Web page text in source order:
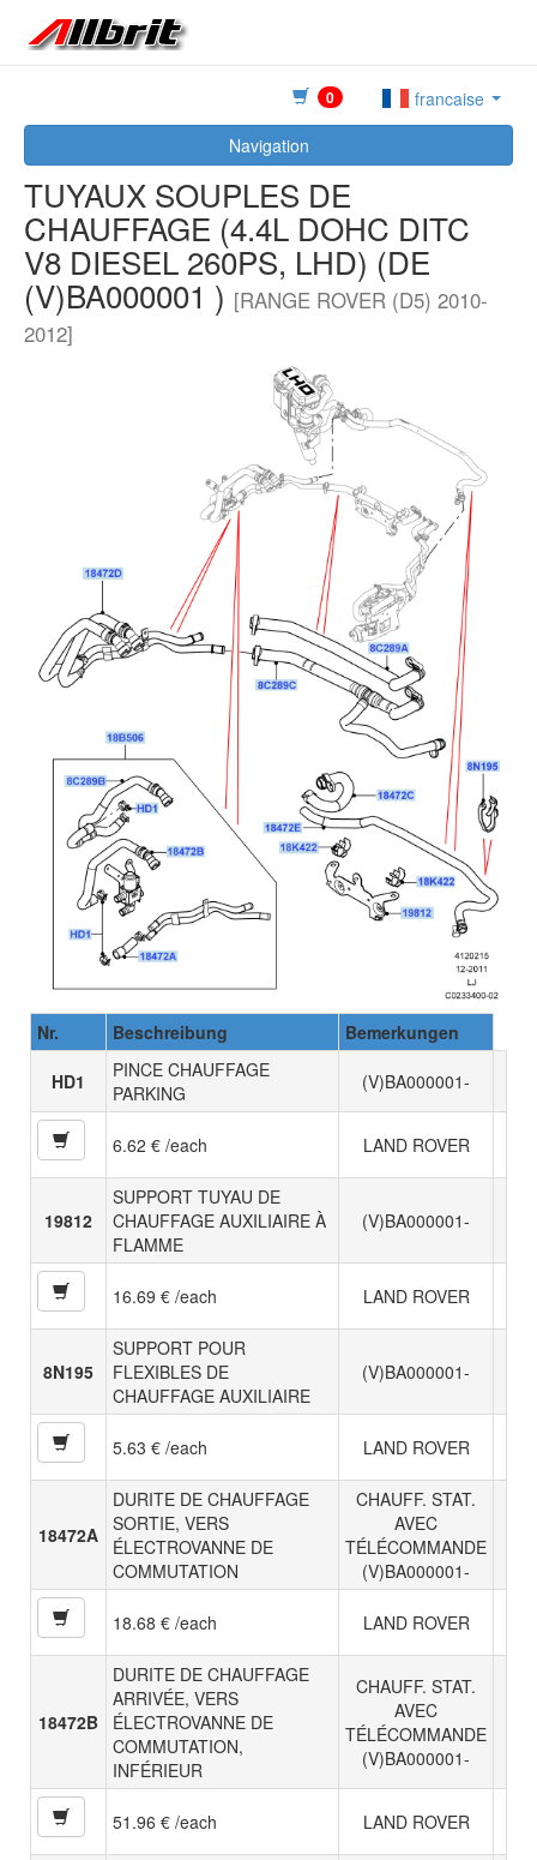
0
francaise
Navigation
TUYAUX SOUPLES DE
CHAUFFAGE (4.4L DOHC DITC
V8 DIESEL 260PS, LHD) (DE
(V)BA000001 ) [RANGE ROVER (D5) 2010-
2012]
Nr. Beschreibung Bemerkungen
HD1
PINCE CHAUFFAGE
PARKING
(V)BA000001-
6.62 € /each LAND ROVER
19812
SUPPORT TUYAU DE
CHAUFFAGE AUXILIAIRE À
FLAMME
(V)BA000001-
16.69 € /each LAND ROVER
8N195
SUPPORT POUR
FLEXIBLES DE
CHAUFFAGE AUXILIAIRE
(V)BA000001-
5.63 € /each LAND ROVER
18472A
DURITE DE CHAUFFAGE
SORTIE, VERS
ÉLECTROVANNE DE
COMMUTATION
CHAUFF. STAT.
AVEC
TÉLÉCOMMANDE
(V)BA000001-
18.68 € /each LAND ROVER
18472B
DURITE DE CHAUFFAGE
ARRIVÉE, VERS
ÉLECTROVANNE DE
COMMUTATION,
INFÉRIEUR
CHAUFF. STAT.
AVEC
TÉLÉCOMMANDE
(V)BA000001-
51.96 € /each LAND ROVER